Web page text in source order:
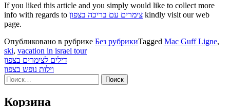
If you liked this article and you simply would like to collect more
info with regards to צימרים עם בריכה בצפון kindly visit our web
page.
Опубликовано в рубрике Без рубрикиTagged Mac Guff Ligne,
ski, vacation in israel tour
Навигация
по
записям
דילים לצימרים בצפון
וילות נופש בצפון
Найти:
Корзина